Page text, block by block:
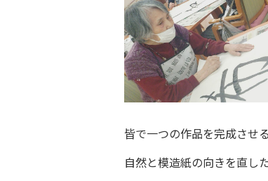
皆で一つの作品を完成させ
自然と模造紙の向きを直し